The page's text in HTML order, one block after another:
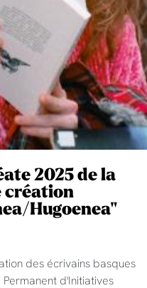
2025 de la
création
Hugoenea"
des écrivains basques
d'Initiatives